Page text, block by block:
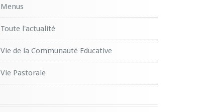
Menus
Toute l'actualité
Vie de la Communauté Educative
Vie Pastorale